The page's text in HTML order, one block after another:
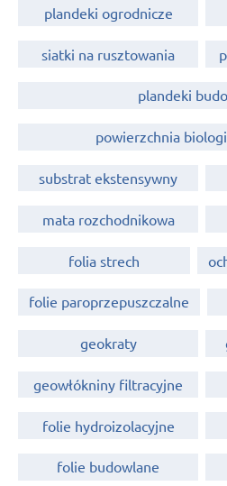
plandeki ogrodnicze
siatki na rusztowania
plandeki
powierzchnia
substrat ekstensywny
mata rozchodnikowa
folia strech
folie paroprzepuszczalne
geokraty
geowłókniny filtracyjne
folie hydroizolacyjne
folie budowlane